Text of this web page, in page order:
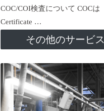
COC/COI検査について COCは
Certificate …
その他のサービス